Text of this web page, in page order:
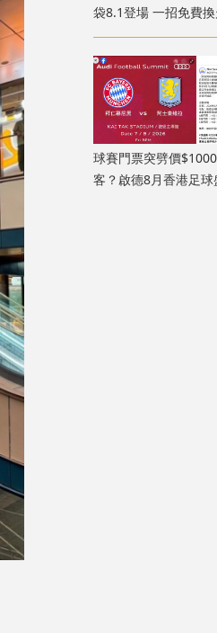
袋8.1登場 一招免費
兔/小八收納袋！九龍
3大開幕優惠
球賽門票突劈價
客？啟德8月香港足球